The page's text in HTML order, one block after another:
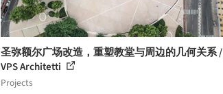
圣弥额尔广场改造，重塑教堂与周边的几何关系 /
VPS Architetti
Projects